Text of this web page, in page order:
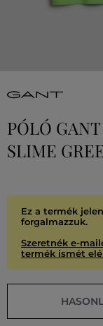
PÓLÓ
SLIME
Ez a termék
forgalmazzuk.
Szeretnék e-
termék ismét